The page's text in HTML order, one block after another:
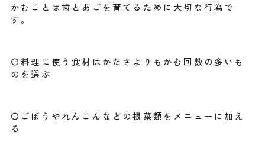
かむことは歯とあごを育てるために大切な行為で
す。
〇料理に使う食材はかたさよりもかむ回数の多いも
のを選ぶ
〇ごぼうやれんこんなどの根菜類をメニューに加え
る